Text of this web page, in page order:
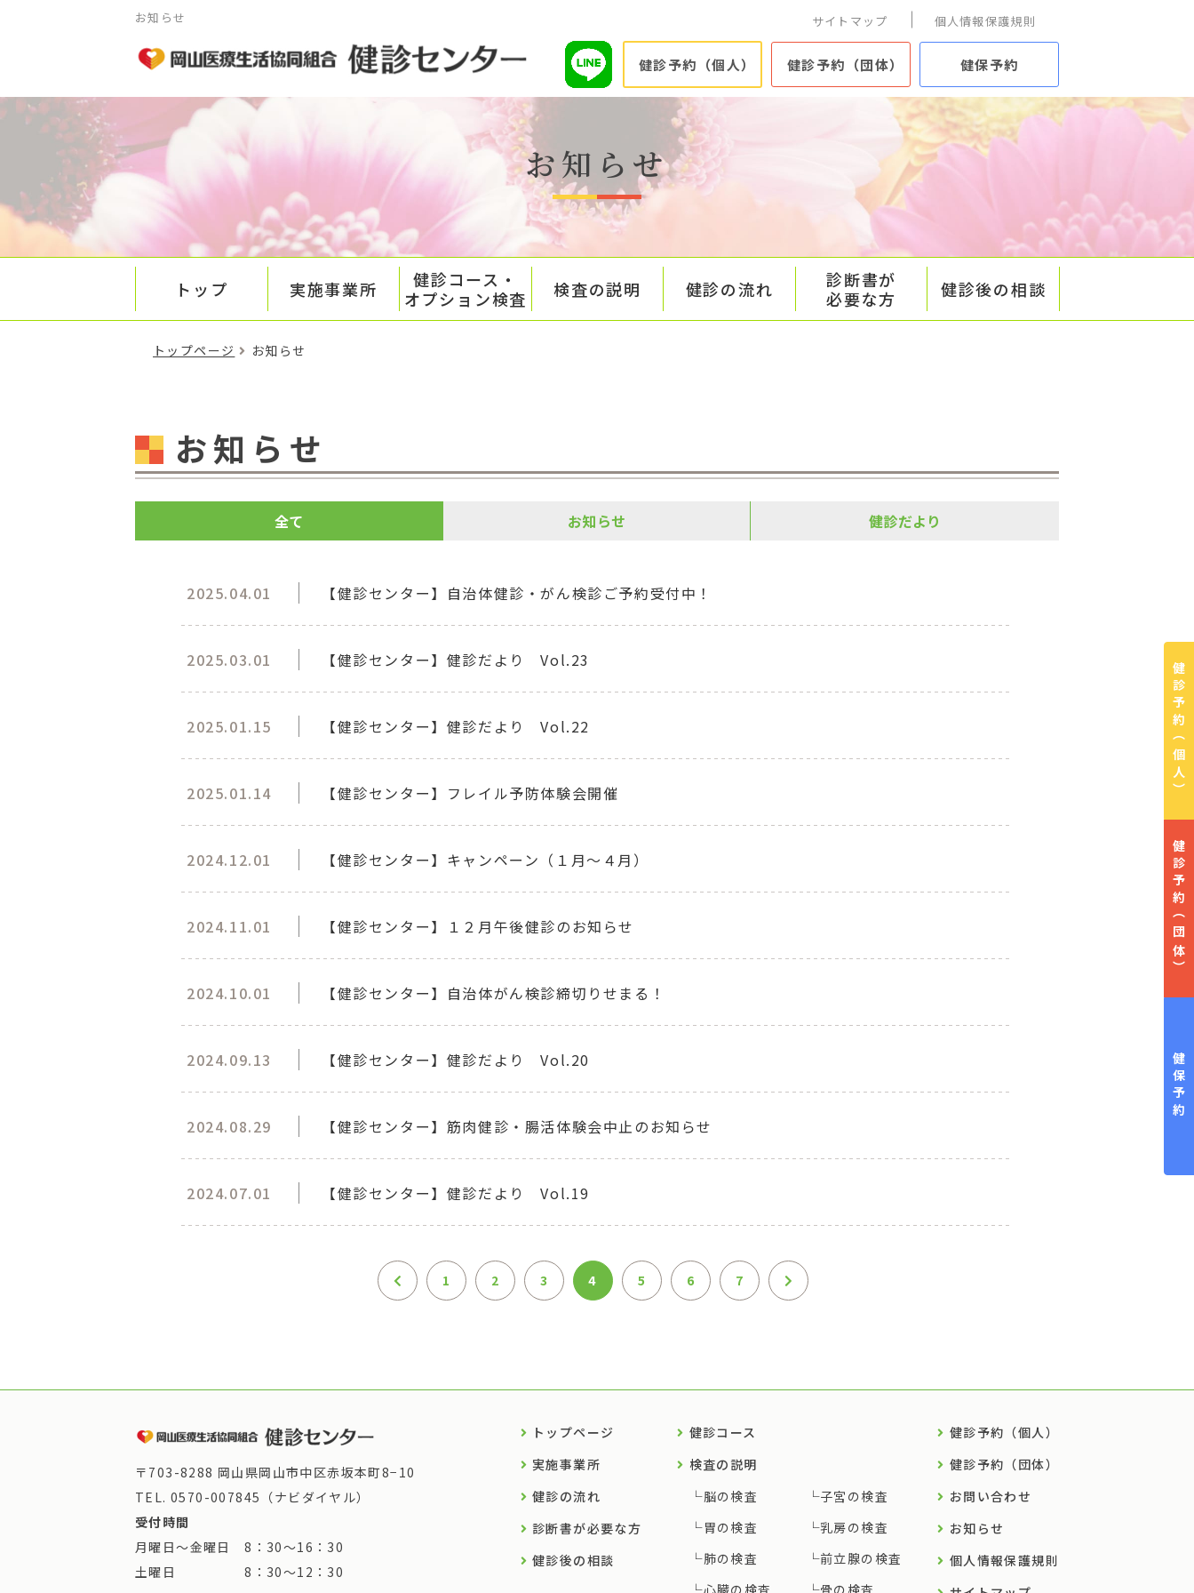
お知らせ サイトマップ 個人情報保護規則
健診予約（個人） 健診予約（団体） 健保予約
お知らせ
健診予約
（個人）
健診予約
（団体）
健保予約
トップ 実施事業所
健診コース・
オプション検査
検査の説明 健診の流れ
診断書が
必要な方
健診後の相談
トップページ お知らせ
お知らせ
全て お知らせ 健診だより
2025.04.01 【健診センター】自治体健診・がん検診ご予約受付中！
2025.03.01 【健診センター】健診だより Vol.23
2025.01.15 【健診センター】健診だより Vol.22
2025.01.14 【健診センター】フレイル予防体験会開催
2024.12.01 【健診センター】キャンペーン（１月～４月）
2024.11.01 【健診センター】１２月午後健診のお知らせ
2024.10.01 【健診センター】自治体がん検診締切りせまる！
2024.09.13 【健診センター】健診だより Vol.20
2024.08.29 【健診センター】筋肉健診・腸活体験会中止のお知らせ
2024.07.01 【健診センター】健診だより Vol.19
1 2 3 4 5 6 7
〒703-8288 岡山県岡山市中区赤坂本町8−10
TEL. 0570-007845（ナビダイヤル）
受付時間
月曜日～金曜日 8：30～16：30
土曜日 8：30～12：30
トップページ
実施事業所
健診の流れ
診断書が必要な方
健診後の相談
健診コース
検査の説明
脳の検査
胃の検査
肺の検査
心臓の検査
子宮の検査
乳房の検査
前立腺の検査
骨の検査
健診予約（個人）
健診予約（団体）
お問い合わせ
お知らせ
個人情報保護規則